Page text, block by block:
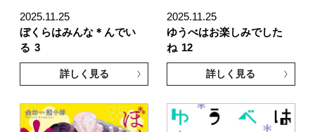
2025.11.25
ぼくらはみんな＊んでい
る 3
詳しく見る
2025.11.25
ゆうべはお楽しみでした
ね 12
詳しく見る